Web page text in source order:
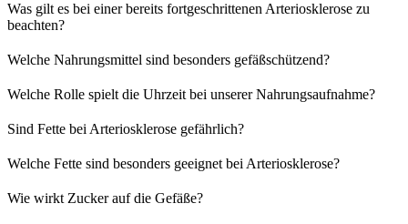
Was gilt es bei einer bereits fortgeschrittenen Arteriosklerose zu
beachten?
Welche Nahrungsmittel sind besonders gefäßschützend?
Welche Rolle spielt die Uhrzeit bei unserer Nahrungsaufnahme?
Sind Fette bei Arteriosklerose gefährlich?
Welche Fette sind besonders geeignet bei Arteriosklerose?
Wie wirkt Zucker auf die Gefäße?